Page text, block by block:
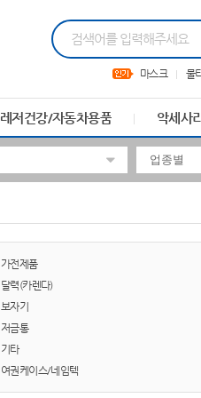
마스크 물
레저건강/자동차용품 악세사리
가전제품
달력(카렌다)
보자기
저금통
기타
여권케이스/네임텍